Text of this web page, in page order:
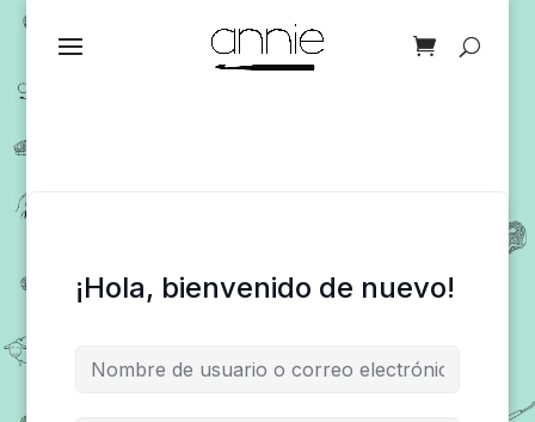
¡Hola, bienvenido de nuevo!